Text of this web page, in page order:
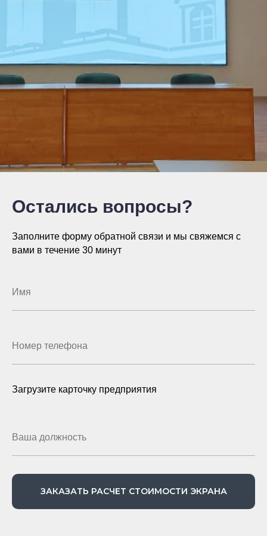
Остались вопросы?
Заполните форму обратной связи и мы свяжемся с
вами в течение 30 минут
Загрузите карточку предприятия
ЗАКАЗАТЬ РАСЧЕТ СТОИМОСТИ ЭКРАНА